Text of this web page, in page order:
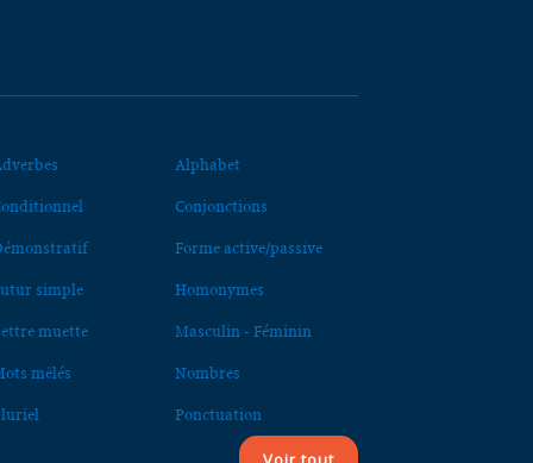
Alphabet
Conjonctions
Forme active/passive
simple Homonymes
muette Masculin - Féminin
mêlés Nombres
Ponctuation